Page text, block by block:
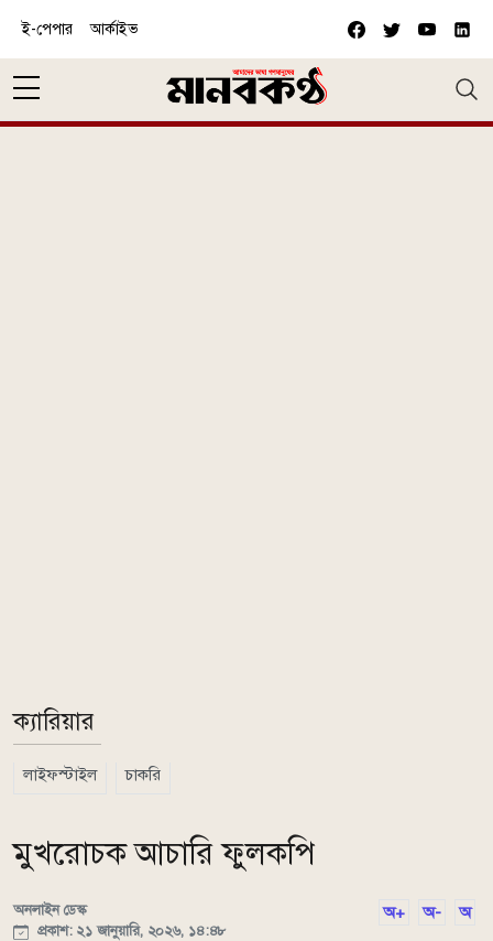
ই-পেপার আর্কাইভ
ক্যারিয়ার
লাইফস্টাইল চাকরি
মুখরোচক আচারি ফুলকপি
অনলাইন ডেস্ক
প্রকাশ: ২১ জানুয়ারি, ২০২৬, ১৪:৪৮
অ+ অ- অ